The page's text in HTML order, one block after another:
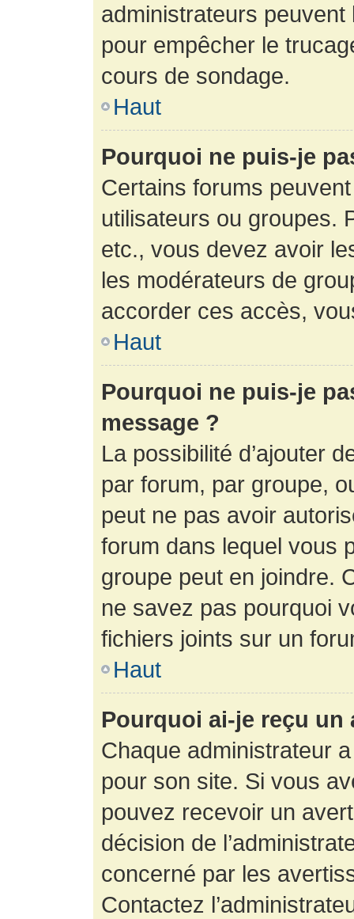
administrateurs
pour empêcher le
cours de sondage.
Haut
Pourquoi ne puis-je
Certains forums
utilisateurs ou groupes.
etc., vous devez avoir
les modérateurs de
accorder ces accès,
Haut
Pourquoi ne puis-je
message ?
La possibilité d’ajouter
par forum, par groupe,
peut ne pas avoir
forum dans lequel vous
groupe peut en joindre.
ne savez pas pourquoi
fichiers joints sur un
Haut
Pourquoi ai-je reçu un
Chaque administrateur
pour son site. Si vous
pouvez recevoir un
décision de
concerné par les
Contactez